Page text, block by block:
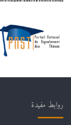
روابط مفيدة